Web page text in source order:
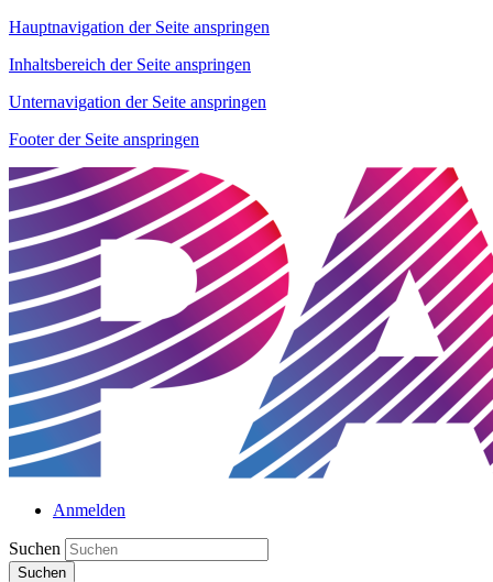
Hauptnavigation der Seite anspringen
Inhaltsbereich der Seite anspringen
Unternavigation der Seite anspringen
Footer der Seite anspringen
Anmelden
Suchen
Suchen